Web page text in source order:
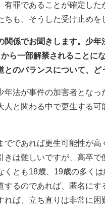
有罪であることが確定し
ちも、そうした受け止めを
関係でお聞きします。少
ら一部解禁されることに
とのバランスについて、ど
年法が事件の加害者とな
人と関わる中で更生する
でであれば更生可能性が
きは難しいですが、高卒
くとも18歳、19歳の多く
するのであれば、匿名に
れば、立ち直りは非常に困